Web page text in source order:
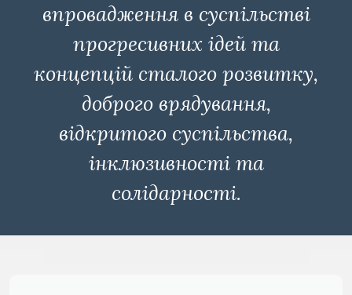
впровадження в суспільстві
прогресивних ідей та
концепцій сталого розвитку,
доброго врядування,
відкритого суспільства,
інклюзивності та
солідарності.